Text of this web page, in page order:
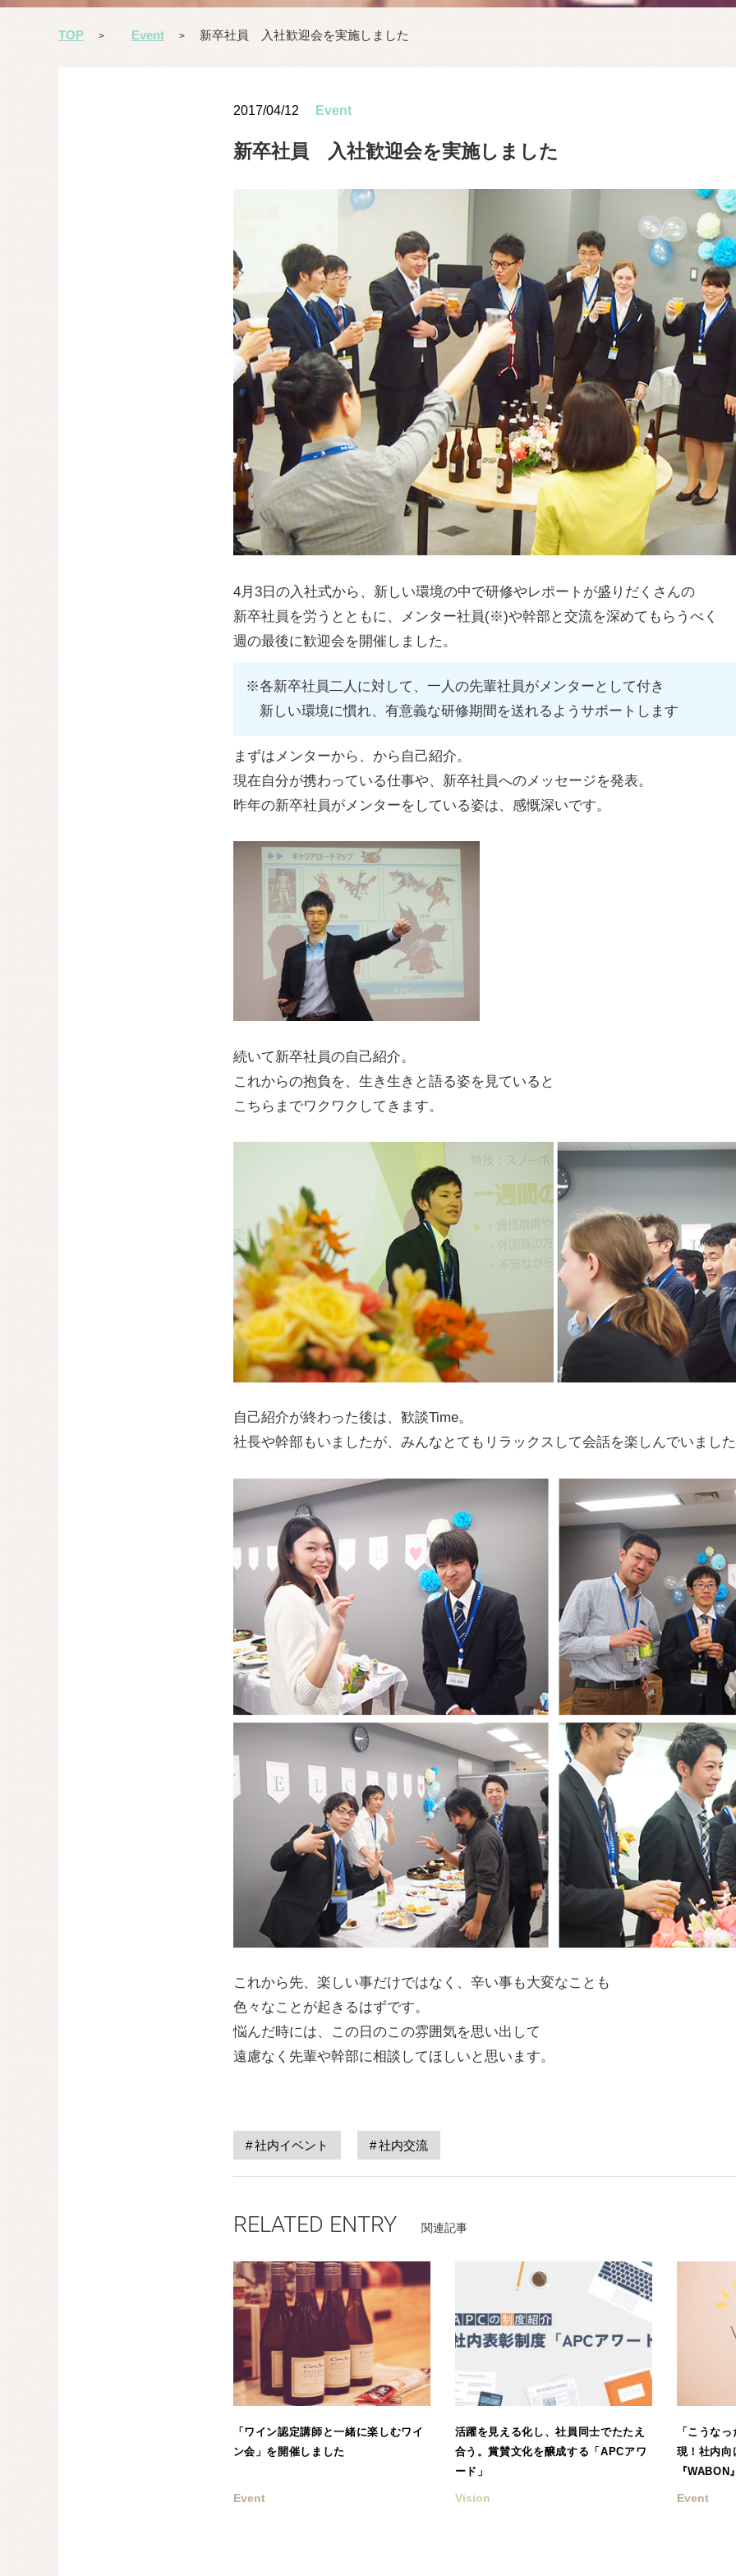
TOP > Event > 新卒社員 入社歓迎会を実施しました
2017/04/12 Event
新卒社員 入社歓迎会を実施しました
4月3日の入社式から、新しい環境の中で研修やレポートが盛りだくさんの
新卒社員を労うとともに、メンター社員(※)や幹部と交流を深めてもらうべく
週の最後に歓迎会を開催しました。
※各新卒社員二人に対して、一人の先輩社員がメンターとして付き
新しい環境に慣れ、有意義な研修期間を送れるようサポートします
まずはメンターから、から自己紹介。
現在自分が携わっている仕事や、新卒社員へのメッセージを発表。
昨年の新卒社員がメンターをしている姿は、感慨深いです。
続いて新卒社員の自己紹介。
これからの抱負を、生き生きと語る姿を見ていると
こちらまでワクワクしてきます。
自己紹介が終わった後は、歓談Time。
社長や幹部もいましたが、みんなとてもリラックスして会話を楽しんでいまし
これから先、楽しい事だけではなく、辛い事も大変なことも
色々なことが起きるはずです。
悩んだ時には、この日のこの雰囲気を思い出して
遠慮なく先輩や幹部に相談してほしいと思います。
社内イベント 社内交流
RELATED ENTRY 関連記事
「ワイン認定講師と一緒に楽しむワイ
ン会」を開催しました
Event
活躍を見える化し、社員同士でたたえ
合う。賞賛文化を醸成する「APCアワ
ード」
Vision
「こうな
現！社内向
『WABON
Event